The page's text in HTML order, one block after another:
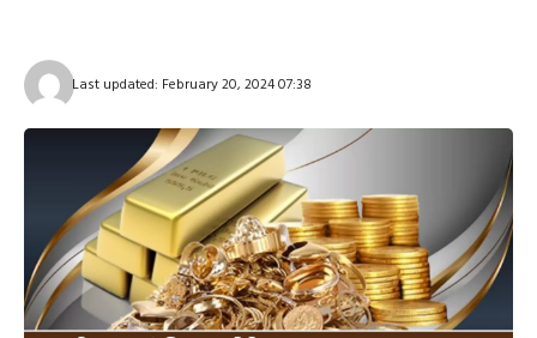
Last updated: February 20, 2024 07:38